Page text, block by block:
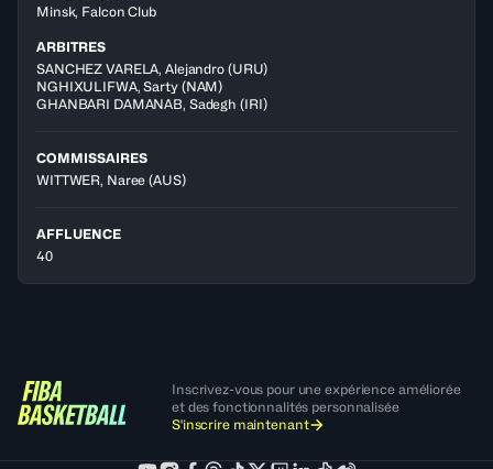
Minsk, Falcon Club
ARBITRES
SANCHEZ VARELA,Alejandro (URU)
NGHIXULIFWA,Sarty(NAM)
GHANBARI DAMANAB, Sadegh (IRI)
COMMISSAIRES
WITTWER, Naree (AUS)
AFFLUENCE
40
Inscrivez-vous pour une expérience améliorée
et des fonctionnalités personnalisée
S'inscrire maintenant